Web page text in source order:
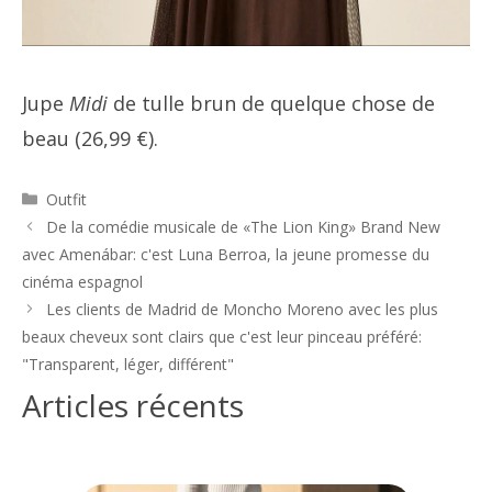
Jupe Midi de tulle brun de quelque chose de
beau (26,99 €).
Catégories
Outfit
Navigation
De la comédie musicale de «The Lion King» Brand New
avec Amenábar: c'est Luna Berroa, la jeune promesse du
cinéma espagnol
Les clients de Madrid de Moncho Moreno avec les plus
beaux cheveux sont clairs que c'est leur pinceau préféré:
"Transparent, léger, différent"
Articles récents